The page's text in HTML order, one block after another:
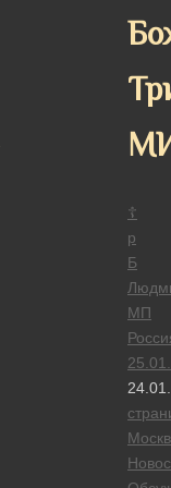
☦
р
Б
МП